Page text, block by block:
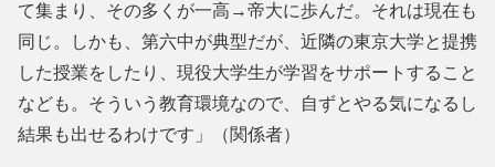
て集まり、その多くが一高→帝大に歩んだ。それは現在も
同じ。しかも、第六中が典型だが、近隣の東京大学と提携
した授業をしたり、現役大学生が学習をサポートすること
なども。そういう教育環境なので、自ずとやる気になるし
結果も出せるわけです」（関係者）